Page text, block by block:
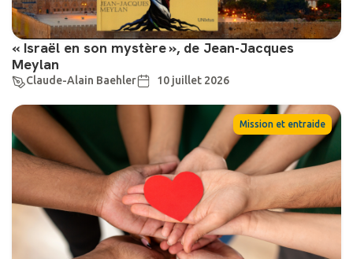
« Israël en son mystère », de Jean-Jacques
Meylan
Claude-Alain Baehler 10 juillet 2026
Mission et entraide